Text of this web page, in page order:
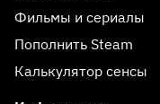
Фильмы и сериалы
Пополнить Steam
Калькулятор сенсы